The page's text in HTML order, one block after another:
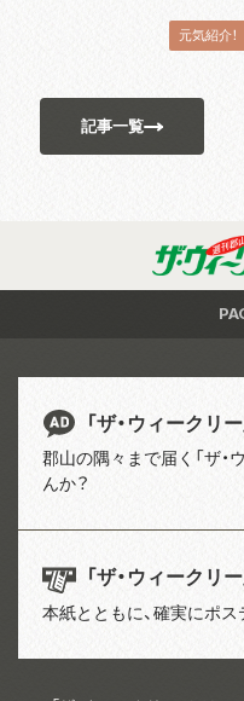
思を誰に
元気紹介！
記事一覧
「ザ・ウィークリ
郡山の隅々まで届く「ザ・
んか？
「ザ・ウィークリ
本紙とともに、確実にポス